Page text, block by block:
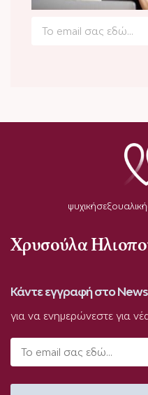
ψυχικήσεξουαλική
Χρυσούλα
Κάντε εγγραφή στο
για να ενημερώνεστε για